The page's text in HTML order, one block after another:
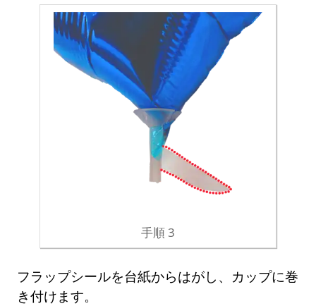
手順 3
フラップシールを台紙からはがし、カップに巻
き付けます。